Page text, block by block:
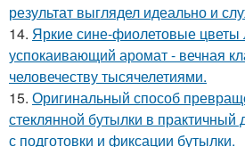
результат выглядел идеально и
14. Яркие сине-фиолетовые цветы
успокаивающий аромат - вечная
человечеству тысячелетиями.
15. Оригинальный способ
стеклянной бутылки в практичный
с подготовки и фиксации бутылки.